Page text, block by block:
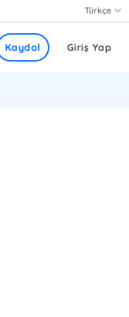
Türkçe
Giriş Yap
Kaydol